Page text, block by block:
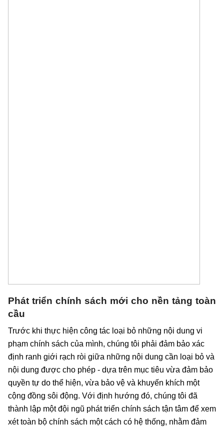
Phát triển chính sách mới cho nền tảng toàn
cầu
Trước khi thực hiện công tác loại bỏ những nội dung vi
phạm chính sách của mình, chúng tôi phải đảm bảo xác
định ranh giới rạch ròi giữa những nội dung cần loại bỏ và
nội dung được cho phép - dựa trên mục tiêu vừa đảm bảo
quyền tự do thể hiện, vừa bảo vệ và khuyến khích một
cộng đồng sôi động. Với định hướng đó, chúng tôi đã
thành lập một đội ngũ phát triển chính sách tận tâm để xem
xét toàn bộ chính sách một cách có hệ thống, nhằm đảm